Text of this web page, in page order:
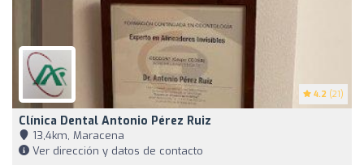
4.2 (21)
Clínica Dental Antonio Pérez Ruiz
13,4km, Maracena
Ver dirección y datos de contacto